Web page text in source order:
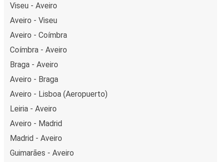
Viseu - Aveiro
Aveiro - Viseu
Aveiro - Coímbra
Coímbra - Aveiro
Braga - Aveiro
Aveiro - Braga
Aveiro - Lisboa (Aeropuerto)
Leiria - Aveiro
Aveiro - Madrid
Madrid - Aveiro
Guimarães - Aveiro